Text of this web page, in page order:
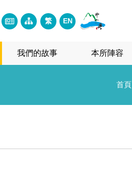
繁 EN
我們的故事 本所陣容
首頁